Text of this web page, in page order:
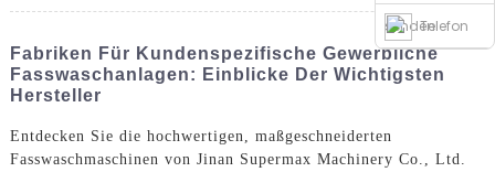
sendenTelefon
Fabriken Für Kundenspezifische Gewerbliche
Fasswaschanlagen: Einblicke Der Wichtigsten
Hersteller
Entdecken Sie die hochwertigen, maßgeschneiderten
Fasswaschmaschinen von Jinan Supermax Machinery Co., Ltd.